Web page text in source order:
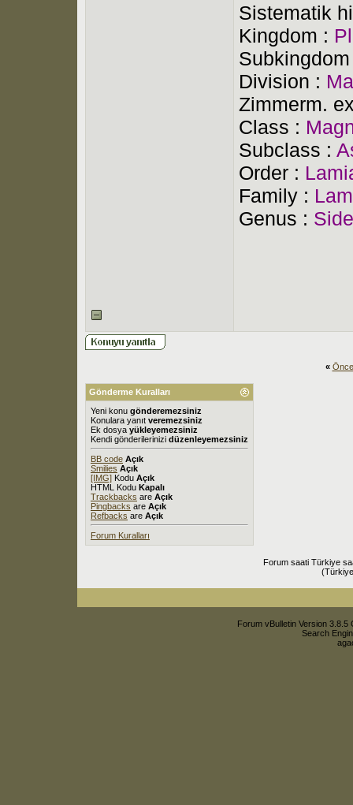
Sistematik
Kingdom :
Division :
Zimmerm.
Class :
Subclass :
Order :
Family :
Genus :
«
Gönderme Kuralları
Yeni konu gönderemezsiniz
Konulara yanıt veremezsiniz
Ek dosya yükleyemezsiniz
Kendi gönderilerinizi düzenleyemezsiniz
BB code Açık
Smilies Açık
[IMG] Kodu Açık
HTML Kodu Kapalı
Trackbacks are Açık
Pingbacks are Açık
Refbacks are Açık
Forum Kuralları
Forum saati Türkiye
Forum vBulletin Version
Search